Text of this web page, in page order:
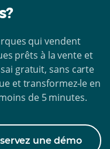
qui vendent
prêts à la vente et
gratuit, sans carte
et transformez-le en
de 5 minutes.
une démo